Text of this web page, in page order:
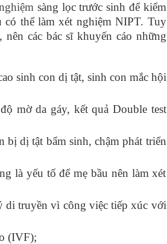
sàng lọc trước sinh để kiểm
có thể làm xét nghiệm NIPT. Tuy
các bác sĩ khuyến cáo những
sinh con dị tật, sinh con mắc hội
mờ da gáy, kết quả Double test
bị dị tật bẩm sinh, chậm phát triển
là yếu tố để mẹ bầu nên làm xét
di truyền vì công việc tiếp xúc với
(IVF);